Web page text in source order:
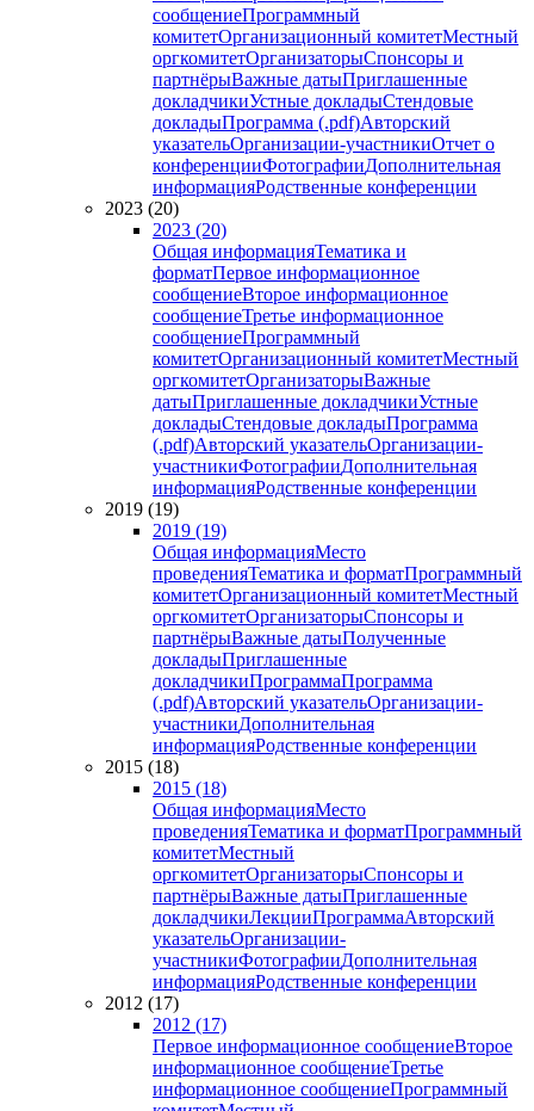
сообщениеПрограммный
комитетОрганизационный комитетМестный
оргкомитетОрганизаторыСпонсоры и
партнёрыВажные датыПриглашенные
докладчикиУстные докладыСтендовые
докладыПрограмма (.pdf)Авторский
указательОрганизации-участникиОтчет о
конференцииФотографииДополнительная
информацияРодственные конференции
2023 (20)
2023 (20)
Общая информацияТематика и
форматПервое информационное
сообщениеВторое информационное
сообщениеТретье информационное
сообщениеПрограммный
комитетОрганизационный комитетМестный
оргкомитетОрганизаторыВажные
датыПриглашенные докладчикиУстные
докладыСтендовые докладыПрограмма
(.pdf)Авторский указательОрганизации-
участникиФотографииДополнительная
информацияРодственные конференции
2019 (19)
2019 (19)
Общая информацияМесто
проведенияТематика и форматПрограммный
комитетОрганизационный комитетМестный
оргкомитетОрганизаторыСпонсоры и
партнёрыВажные датыПолученные
докладыПриглашенные
докладчикиПрограммаПрограмма
(.pdf)Авторский указательОрганизации-
участникиДополнительная
информацияРодственные конференции
2015 (18)
2015 (18)
Общая информацияМесто
проведенияТематика и форматПрограммный
комитетМестный
оргкомитетОрганизаторыСпонсоры и
партнёрыВажные датыПриглашенные
докладчикиЛекцииПрограммаАвторский
указательОрганизации-
участникиФотографииДополнительная
информацияРодственные конференции
2012 (17)
2012 (17)
Первое информационное сообщениеВторое
информационное сообщениеТретье
информационное сообщениеПрограммный